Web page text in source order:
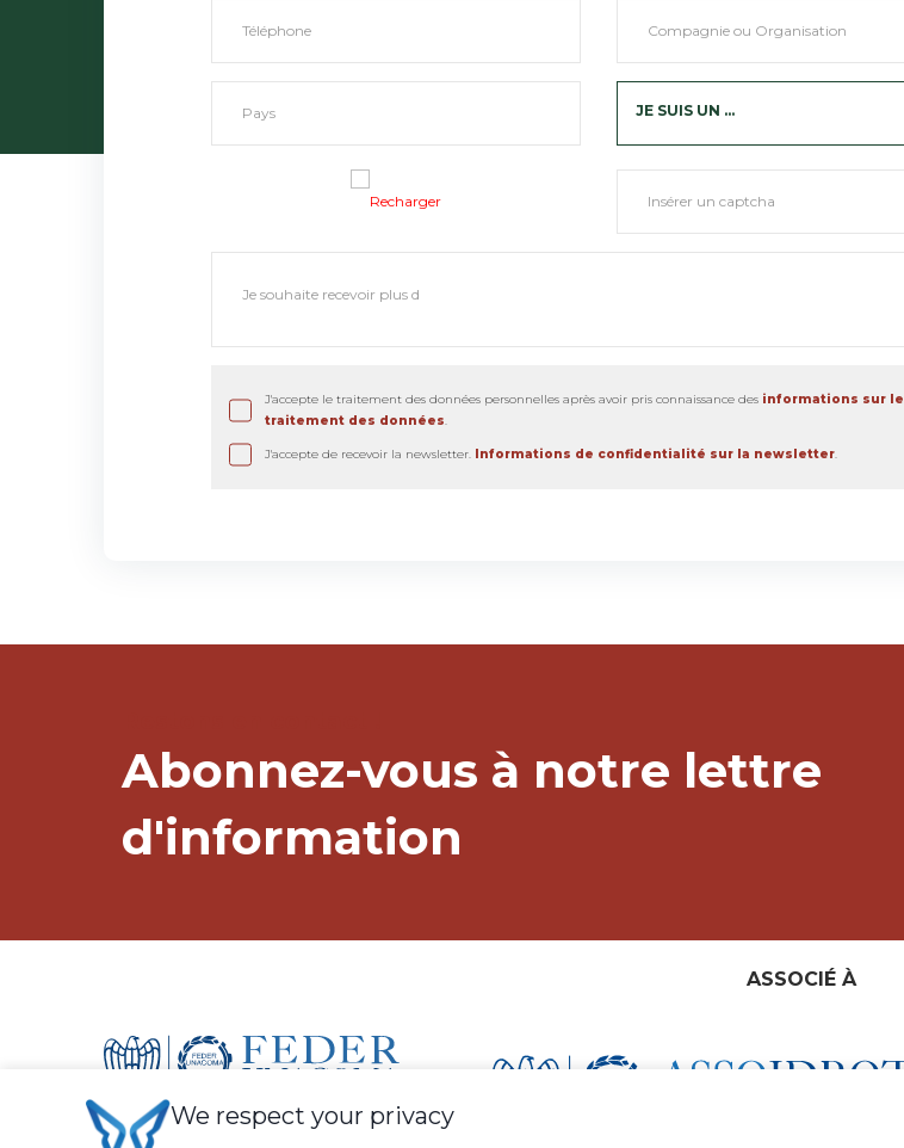
JE SUIS UN ...
Recharger
J'accepte le traitement des données personnelles après avoir pris connaissance des informations sur le
traitement des données.
J'accepte de recevoir la newsletter. Informations de confidentialité sur la newsletter.
Abonnez-vous à notre lettre
d'information
ASSOCIÉ À
We respect your privacy